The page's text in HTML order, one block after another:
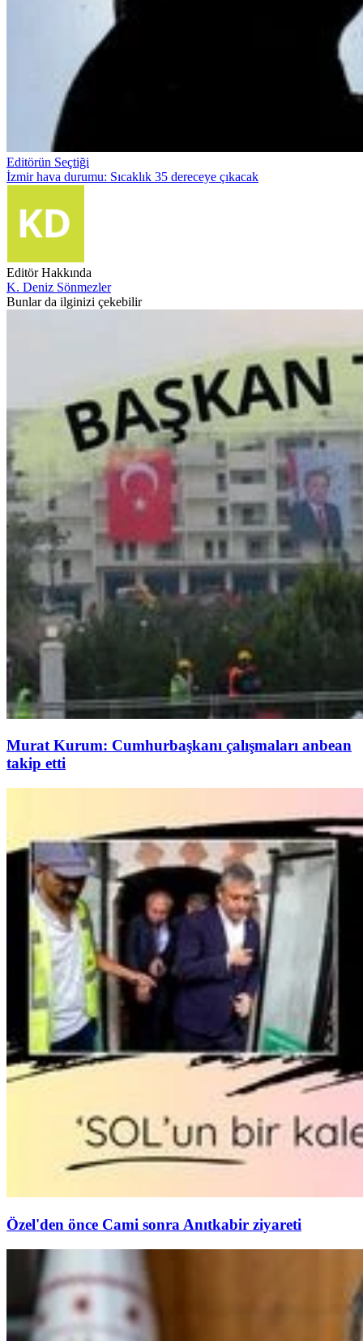
Editörün Seçtiği
İzmir hava durumu: Sıcaklık 35 dereceye çıkacak
Editör Hakkında
K. Deniz Sönmezler
Bunlar da ilginizi çekebilir
Murat Kurum: Cumhurbaşkanı çalışmaları anbean
takip etti
Özel'den önce Cami sonra Anıtkabir ziyareti